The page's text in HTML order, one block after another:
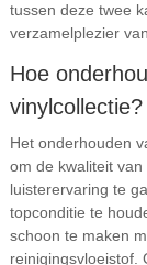
tussen deze twee
verzamelplezier
Hoe
vinylcollectie?
Het onderhouden
om de kwaliteit
luisterervaring te
topconditie te
schoon te maken
reinigingsvloeistof.